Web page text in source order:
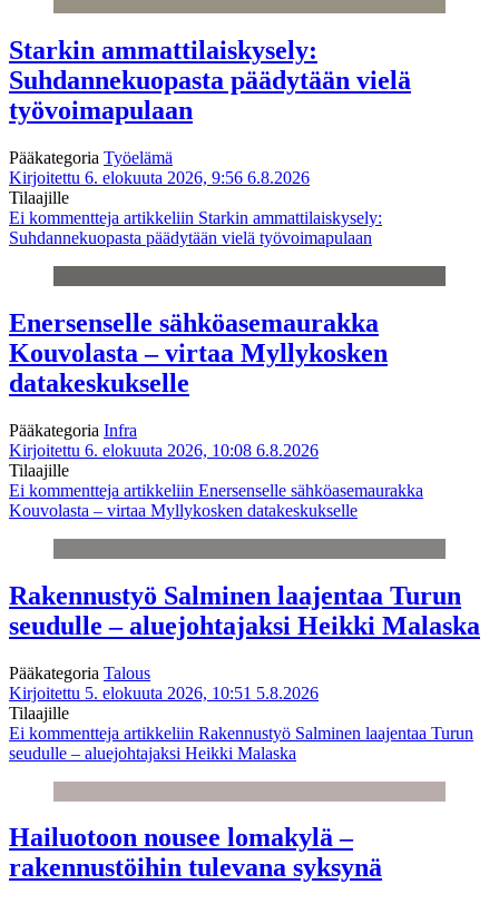
Starkin ammattilaiskysely:
Suhdannekuopasta päädytään vielä
työvoimapulaan
Pääkategoria Työelämä
Kirjoitettu 6. elokuuta 2026, 9:56 6.8.2026
Tilaajille
Ei kommentteja artikkeliin Starkin ammattilaiskysely:
Suhdannekuopasta päädytään vielä työvoimapulaan
Enersenselle sähköasemaurakka
Kouvolasta – virtaa Myllykosken
datakeskukselle
Pääkategoria Infra
Kirjoitettu 6. elokuuta 2026, 10:08 6.8.2026
Tilaajille
Ei kommentteja artikkeliin Enersenselle sähköasemaurakka
Kouvolasta – virtaa Myllykosken datakeskukselle
Rakennustyö Salminen laajentaa Turun
seudulle – aluejohtajaksi Heikki Malaska
Pääkategoria Talous
Kirjoitettu 5. elokuuta 2026, 10:51 5.8.2026
Tilaajille
Ei kommentteja artikkeliin Rakennustyö Salminen laajentaa Turun
seudulle – aluejohtajaksi Heikki Malaska
Hailuotoon nousee lomakylä –
rakennustöihin tulevana syksynä